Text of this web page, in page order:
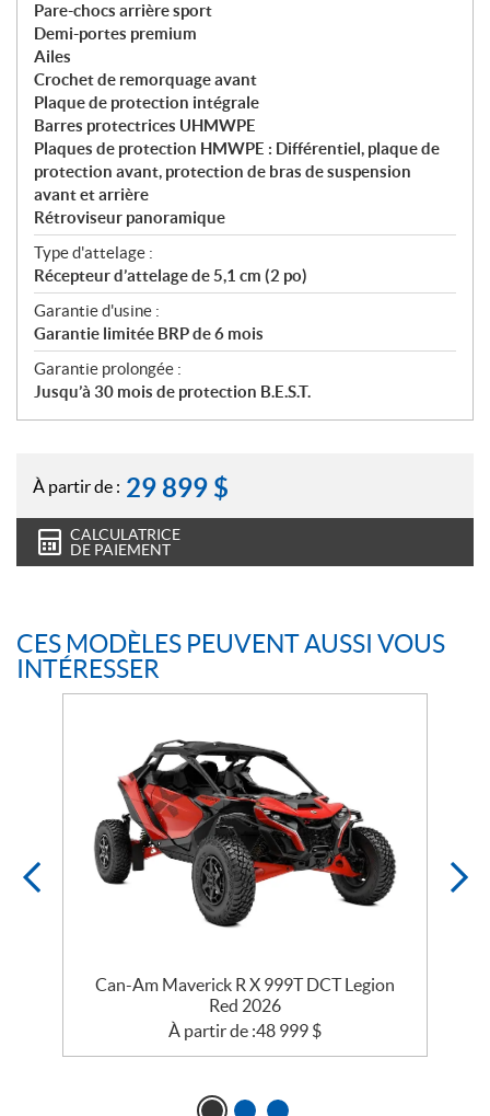
Pare-chocs arrière sport
Demi-portes premium
Ailes
Crochet de remorquage avant
Plaque de protection intégrale
Barres protectrices UHMWPE
Plaques de protection HMWPE : Différentiel, plaque de
protection avant, protection de bras de suspension
avant et arrière
Rétroviseur panoramique
Type d'attelage :
Récepteur d’attelage de 5,1 cm (2 po)
Garantie d'usine :
Garantie limitée BRP de 6 mois
Garantie prolongée :
Jusqu’à 30 mois de protection B.E.S.T.
À partir de : 29 899 $
CALCULATRICE
DE PAIEMENT
CES MODÈLES PEUVENT AUSSI VOUS
INTÉRESSER
Can-Am Maverick R X 999T DCT Legion
Red 2026
À partir de :48 999 $